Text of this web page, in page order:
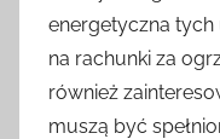
energetyczna tych
na rachunki za
również
muszą być